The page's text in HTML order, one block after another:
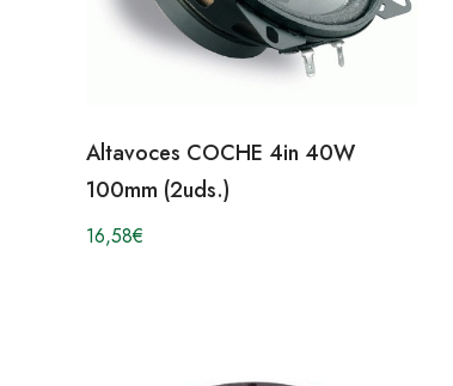
Altavoces COCHE 4in 40W
100mm (2uds.)
16,58€